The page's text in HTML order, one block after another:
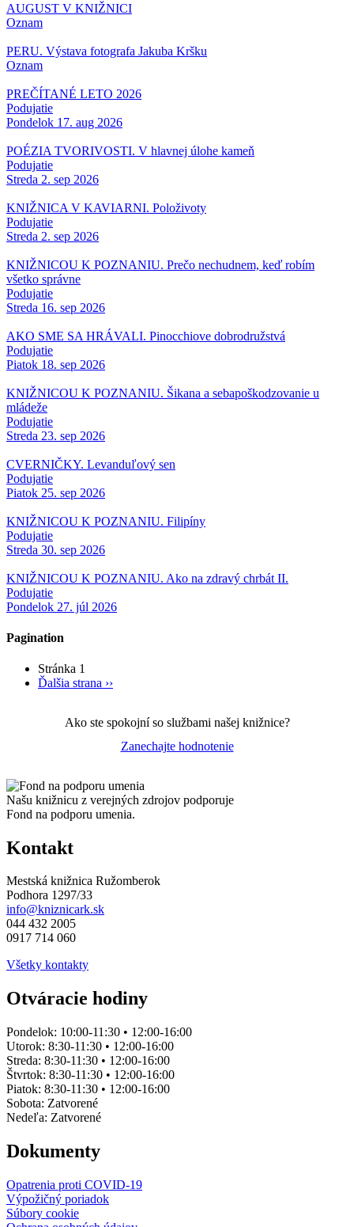
AUGUST V KNIŽNICI
Oznam
PERU. Výstava fotografa Jakuba Kršku
Oznam
PREČÍTANÉ LETO 2026
Podujatie
Pondelok 17. aug 2026
POÉZIA TVORIVOSTI. V hlavnej úlohe kameň
Podujatie
Streda 2. sep 2026
KNIŽNICA V KAVIARNI. Položivoty
Podujatie
Streda 2. sep 2026
KNIŽNICOU K POZNANIU. Prečo nechudnem, keď robím
všetko správne
Podujatie
Streda 16. sep 2026
AKO SME SA HRÁVALI. Pinocchiove dobrodružstvá
Podujatie
Piatok 18. sep 2026
KNIŽNICOU K POZNANIU. Šikana a sebapoškodzovanie u
mládeže
Podujatie
Streda 23. sep 2026
CVERNIČKY. Levanduľový sen
Podujatie
Piatok 25. sep 2026
KNIŽNICOU K POZNANIU. Filipíny
Podujatie
Streda 30. sep 2026
KNIŽNICOU K POZNANIU. Ako na zdravý chrbát II.
Podujatie
Pondelok 27. júl 2026
Pagination
Stránka 1
Ďalšia strana ››
Ako ste spokojní so službami našej knižnice?
Zanechajte hodnotenie
Našu knižnicu z verejných zdrojov podporuje
Fond na podporu umenia.
Kontakt
Mestská knižnica Ružomberok
Podhora 1297/33
info@kniznicark.sk
044 432 2005
0917 714 060
Všetky kontakty
Otváracie hodiny
Pondelok: 10:00-11:30 • 12:00-16:00
Utorok: 8:30-11:30 • 12:00-16:00
Streda: 8:30-11:30 • 12:00-16:00
Štvrtok: 8:30-11:30 • 12:00-16:00
Piatok: 8:30-11:30 • 12:00-16:00
Sobota: Zatvorené
Nedeľa: Zatvorené
Dokumenty
Opatrenia proti COVID-19
Výpožičný poriadok
Súbory cookie